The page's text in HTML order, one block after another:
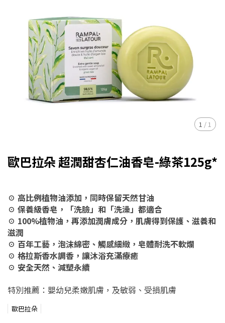
1 / 1
歐巴拉朵 超潤甜杏仁油香皂-綠茶125g*
☉ 高比例植物油添加，同時保留天然甘油
☉ 保養級香皂，「洗臉」和「洗澡」都適合
☉ 100%植物油，再添加潤膚成分，肌膚得到保護、滋養和
滋潤
☉ 百年工藝，泡沫綿密、觸感細緻，皂體耐洗不軟爛
☉ 格拉斯香水調香，讓沐浴充滿療癒
☉ 安全天然、減塑永續
特別推薦：嬰幼兒柔嫩肌膚，及敏弱、受損肌膚
歐巴拉朵